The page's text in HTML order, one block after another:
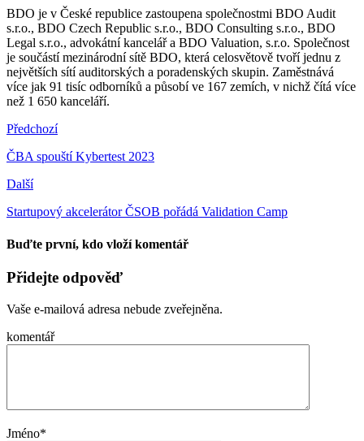
BDO je v České republice zastoupena společnostmi BDO Audit
s.r.o., BDO Czech Republic s.r.o., BDO Consulting s.r.o., BDO
Legal s.r.o., advokátní kancelář a BDO Valuation, s.r.o. Společnost
je součástí mezinárodní sítě BDO, která celosvětově tvoří jednu z
největších sítí auditorských a poradenských skupin. Zaměstnává
více jak 91 tisíc odborníků a působí ve 167 zemích, v nichž čítá více
než 1 650 kanceláří.
Předchozí
ČBA spouští Kybertest 2023
Další
Startupový akcelerátor ČSOB pořádá Validation Camp
Buďte první, kdo vloží komentář
Přidejte odpověď
Vaše e-mailová adresa nebude zveřejněna.
komentář
Jméno*